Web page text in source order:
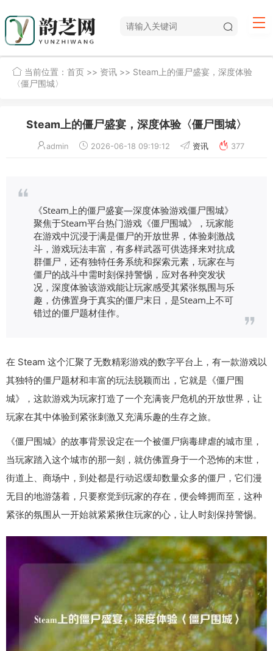
当前位置： 首页 >> 资讯 >> Steam上的僵尸盛宴，深度体验
〈僵尸围城〉
Steam上的僵尸盛宴，深度体验〈僵尸围城〉
admin 2026-06-18 09:19:12 资讯 377
《Steam上的僵尸盛宴—深度体验游戏僵尸围城》
聚焦于Steam平台热门游戏《僵尸围城》，玩家能
在游戏中沉浸于满是僵尸的开放世界，体验刺激战
斗，游戏玩法丰富，有多样武器可供选择来对抗成
群僵尸，还有独特任务系统和探索元素，玩家在与
僵尸的战斗中需时刻保持警惕，应对各种突发状
况，深度体验该游戏能让玩家感受其紧张氛围与乐
趣，仿佛置身于真实的僵尸末日，是Steam上不可
错过的僵尸题材佳作。
在 Steam 这个汇聚了无数精彩游戏的数字平台上，有一款游戏以
其独特的僵尸题材和丰富的玩法脱颖而出，它就是《僵尸围
城》，这款游戏为玩家打造了一个充满丧尸危机的开放世界，让
玩家在其中体验到紧张刺激又充满乐趣的生存之旅。
《僵尸围城》的故事背景设定在一个被僵尸病毒肆虐的城市里，
当玩家踏入这个城市的那一刻，就仿佛置身于一个恐怖的末世，
街道上、商场中，到处都是行动迟缓却数量众多的僵尸，它们漫
无目的地游荡着，只要察觉到玩家的存在，便会蜂拥而至，这种
紧张的氛围从一开始就紧紧揪住玩家的心，让人时刻保持警惕。